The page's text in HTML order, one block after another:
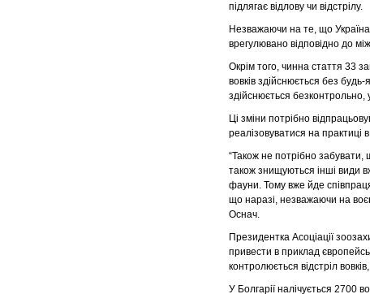
підлягає відлову чи відстрілу.
Незважаючи на те, що
врегулювано відповідно до
Окрім того, чинна стаття 33
вовків здійснюється без
здійснюється безконтрольно,
Ці зміни потрібно
реалізовуватися на практиці
“Також не потрібно
також знищуються інші види
фауни. Тому вже йде
що наразі, незважаючи на
Оснач.
Президентка Асоціації
привести в приклад
контролюється відстріл
У Болгарії налічується 2700